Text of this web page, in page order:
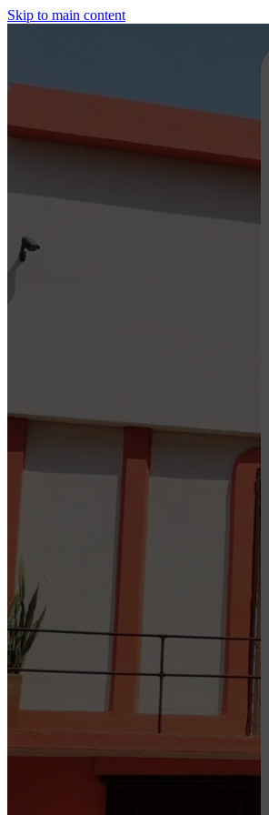
Skip to main content